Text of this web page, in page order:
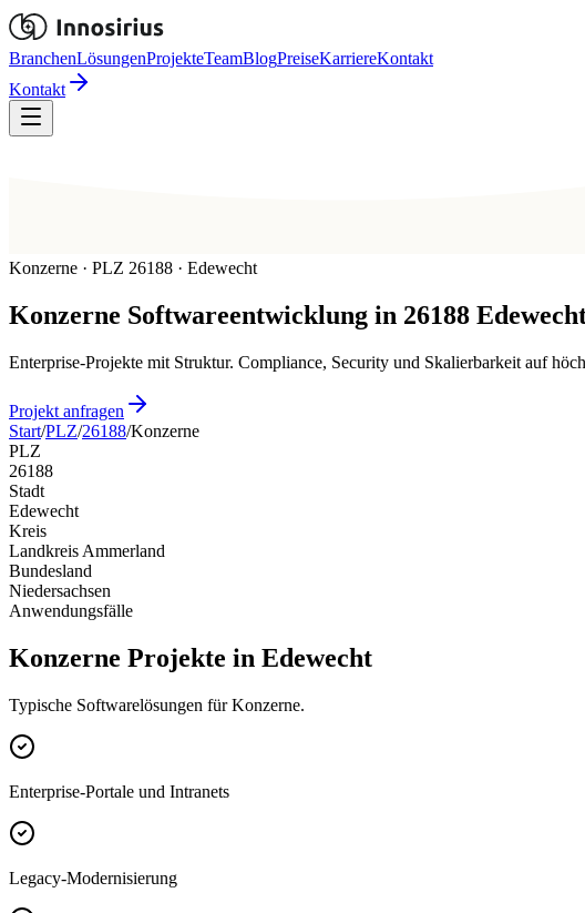
BranchenLösungenProjekteTeamBlogPreiseKarriereKontakt
Kontakt
Konzerne · PLZ 26188 · Edewecht
Konzerne Softwareentwicklung in 26188
Enterprise-Projekte mit Struktur. Compliance, Security und Skalierbarkeit auf
Projekt anfragen
Start/PLZ/26188/Konzerne
PLZ
26188
Stadt
Edewecht
Kreis
Landkreis Ammerland
Bundesland
Niedersachsen
Anwendungsfälle
Konzerne Projekte in Edewecht
Typische Softwarelösungen für Konzerne.
Enterprise-Portale und Intranets
Legacy-Modernisierung